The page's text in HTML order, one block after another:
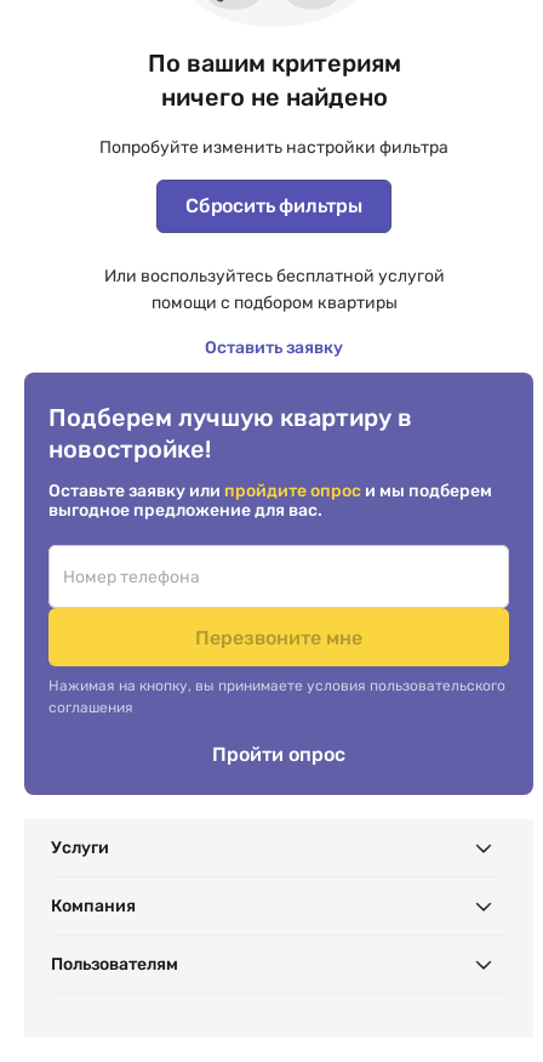
По вашим критериям
ничего не найдено
Попробуйте изменить настройки фильтра
Сбросить фильтры
Или воспользуйтесь бесплатной услугой
помощи с подбором квартиры
Оставить заявку
Подберем лучшую квартиру в
новостройке!
Оставьте заявку или пройдите опрос и мы подберем
выгодное предложение для вас.
Перезвоните мне
Нажимая на кнопку, вы принимаете условия пользовательского
соглашения
Пройти опрос
Услуги
Компания
Пользователям